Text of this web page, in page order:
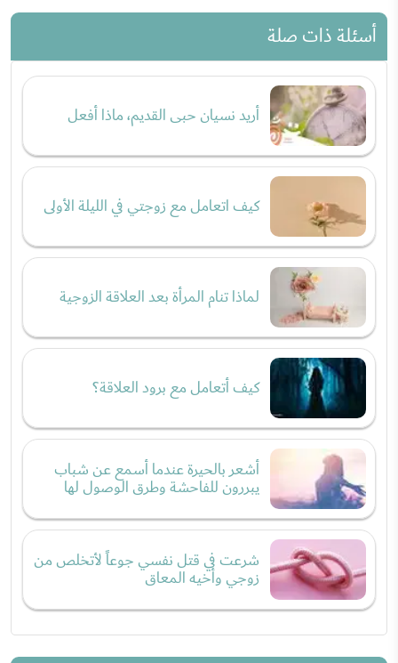
أسئلة ذات صلة
أريد نسيان حبى القديم، ماذا أفعل
كيف اتعامل مع زوجتي في الليلة الأولى
لماذا تنام المرأة بعد العلاقة الزوجية
كيف أتعامل مع برود العلاقة؟
أشعر بالحيرة عندما أسمع عن شباب
يبررون للفاحشة وطرق الوصول لها
شرعت في قتل نفسي جوعاً لأتخلص من
زوجي وأخيه المعاق